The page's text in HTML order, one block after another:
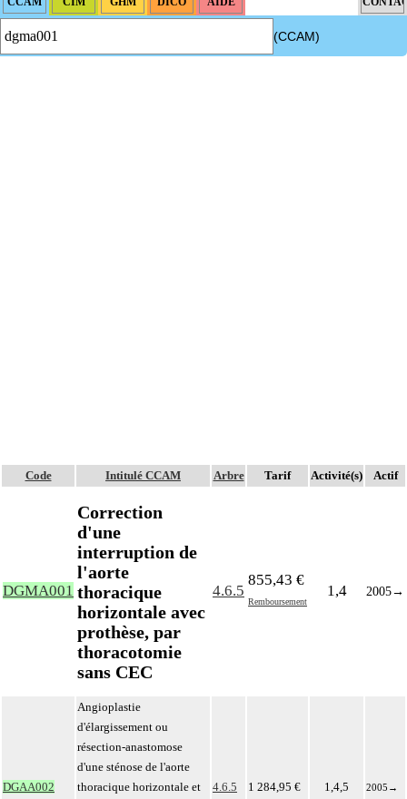
(CCAM)
Code Intitulé CCAM Arbre Tarif Activité(s) Actif
DGMA001
Correction
d'une
interruption de
l'aorte
thoracique
horizontale avec
prothèse, par
thoracotomie
sans CEC
4.6.5
855,43 €
Remboursement
1,4 2005→
DGAA002
Angioplastie
d'élargissement ou
résection-anastomose
d'une sténose de l'aorte
thoracique horizontale et
4.6.5 1 284,95 € 1,4,5 2005 →